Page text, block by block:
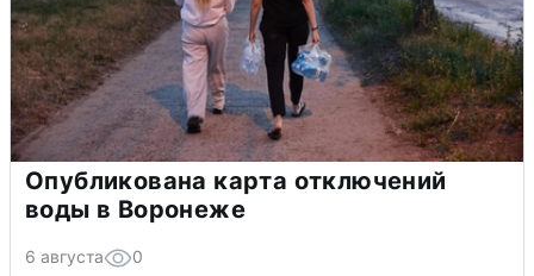
Опубликована карта отключений
воды в Воронеже
6 августа 0